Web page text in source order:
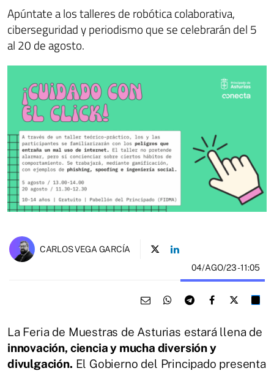
Apúntate a los talleres de robótica colaborativa,
ciberseguridad y periodismo que se celebrarán del 5
al 20 de agosto.
CARLOS VEGA GARCÍA
04/AGO/23- 11:05
La Feria de Muestras de Asturias estará llena de
innovación, ciencia y mucha diversión y
divulgación. El Gobierno del Principado presenta